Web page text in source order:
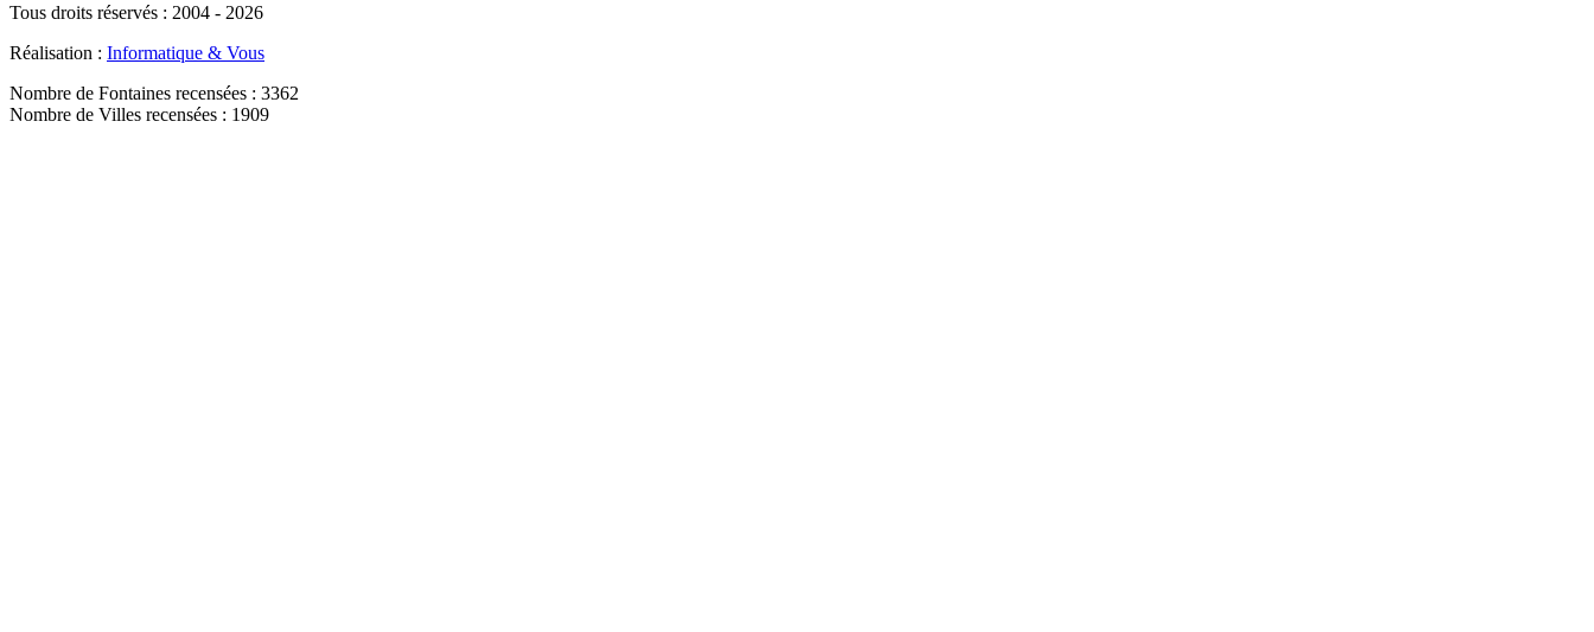
Tous droits réservés : 2004 - 2026
Réalisation : Informatique & Vous
Nombre de Fontaines recensées : 3362
Nombre de Villes recensées : 1909